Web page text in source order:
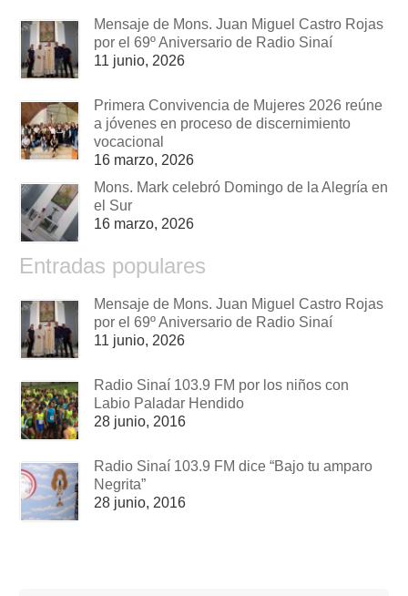
Mensaje de Mons. Juan Miguel Castro Rojas
por el 69º Aniversario de Radio Sinaí
11 junio, 2026
Primera Convivencia de Mujeres 2026 reúne
a jóvenes en proceso de discernimiento
vocacional
16 marzo, 2026
Mons. Mark celebró Domingo de la Alegría en
el Sur
16 marzo, 2026
Entradas populares
Mensaje de Mons. Juan Miguel Castro Rojas
por el 69º Aniversario de Radio Sinaí
11 junio, 2026
Radio Sinaí 103.9 FM por los niños con
Labio Paladar Hendido
28 junio, 2016
Radio Sinaí 103.9 FM dice “Bajo tu amparo
Negrita”
28 junio, 2016